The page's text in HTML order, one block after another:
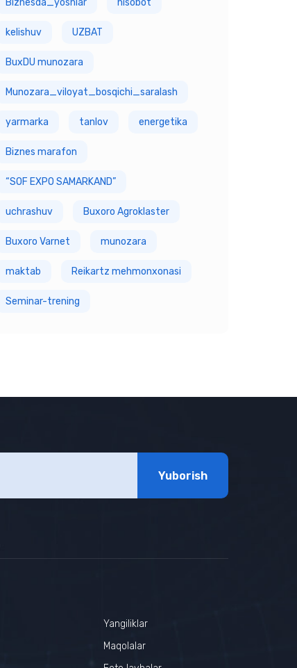
Biznesda_yoshlar hisobot
kelishuv UZBAT
BuxDU munozara
Munozara_viloyat_bosqichi_saralash
yarmarka tanlov energetika
Biznes marafon
“SOF EXPO SAMARKAND”
uchrashuv Buxoro Agroklaster
Buxoro Varnet munozara
maktab Reikartz mehmonxonasi
Seminar-trening
Yuborish
Yangiliklar
Maqolalar